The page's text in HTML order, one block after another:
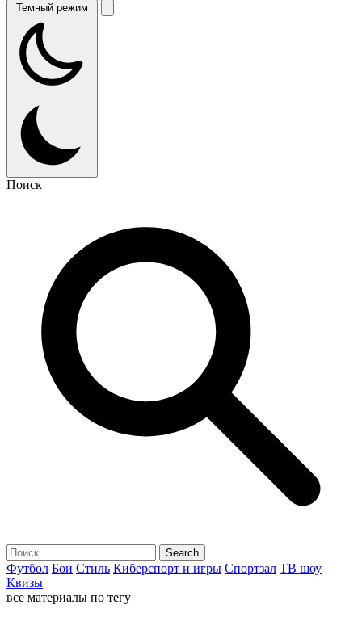
Темный режим
Поиск
Футбол Бои Стиль Киберспорт и игры Спортзал ТВ шоу
Квизы
все материалы по тегу